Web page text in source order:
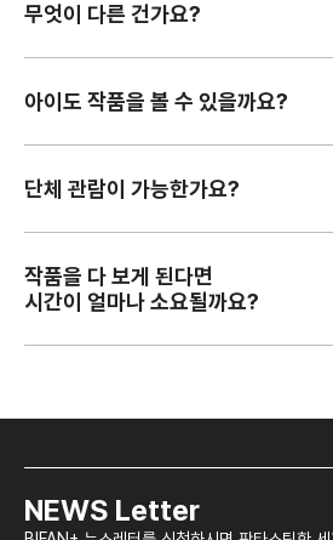
가상현실(VR)과 증강현실(AR)을 합쳐 현실의
더욱 발전된 기술을 접할 수 있게 하며 더욱 실
대기 목록에 접수하시고 작품을 관람하시면 됩
무엇이 다른 건가요?
작품은 기기를 착용하고 고개를 움직이며 다양
뻗어 작품 속 물체를 터치하는 등 신체를 자유
통해 작품과 상호작용을 할 수 있는 방식을 뜻합
아이도 작품을 볼 수 있을까요?
수 있습니다. 상영작 페이지에서 작품별 관람
안전한 작품 감상을 위하여 시신경 발달이 완
미성년자에게는 과도한 작품의 관람을 권장하
단체 관람이 가능한가요?
받고 있지 않습니다. 단체로 오실 경우에도 개
이용하여 관람 부탁드립니다.
작품을 다 보게 된다면
시간이 얼마나 소요될까요?
어지러움이나 멀미 현상 등이 유발될 수 있으
NEWS Letter